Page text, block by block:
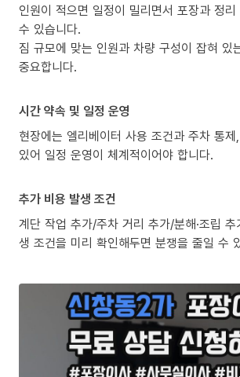
인원이 적으면 일정이 밀리면서 포장과 정리
수 있습니다.
짐 규모에 맞는 인원과 차량 구성이 잡혀 있
중요합니다.
시간 약속 및 일정 운영
현장에는 엘리베이터 사용 조건과 주차 통
있어 일정 운영이 체계적이어야 합니다.
추가 비용 발생 조건
계단 작업 추가/주차 거리 추가/분해·조립
생 조건을 미리 확인해두면 분쟁을 줄일 수